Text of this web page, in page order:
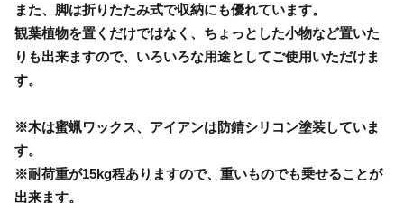
また、脚は折りたたみ式で収納にも優れています。
観葉植物を置くだけではなく、ちょっとした小物など置いた
りも出来ますので、いろいろな用途としてご使用いただけま
す。
※木は蜜蝋ワックス、アイアンは防錆シリコン塗装していま
す。
※耐荷重が15kg程ありますので、重いものでも乗せることが
出来ます。